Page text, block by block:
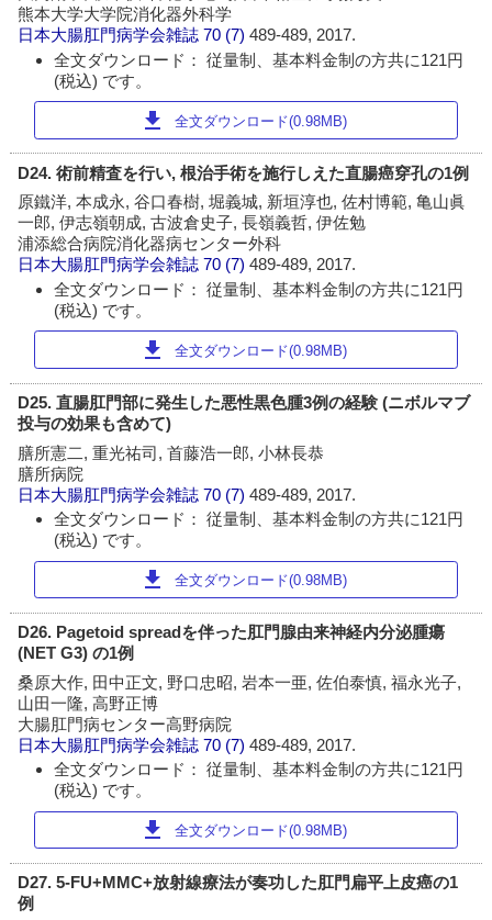
熊本大学大学院消化器外科学
日本大腸肛門病学会雑誌 70 (7)489-489, 2017.
全文ダウンロード： 従量制、基本料金制の方共に121円
(税込) です。
download 全文ダウンロード(0.98MB)
D24. 術前精査を行い, 根治手術を施行しえた直腸癌穿孔の1例
原鐵洋, 本成永, 谷口春樹, 堀義城, 新垣淳也, 佐村博範, 亀山眞
一郎, 伊志嶺朝成, 古波倉史子, 長嶺義哲, 伊佐勉
浦添総合病院消化器病センター外科
日本大腸肛門病学会雑誌 70 (7)489-489, 2017.
全文ダウンロード： 従量制、基本料金制の方共に121円
(税込) です。
download 全文ダウンロード(0.98MB)
D25. 直腸肛門部に発生した悪性黒色腫3例の経験 (ニボルマブ
投与の効果も含めて)
膳所憲二, 重光祐司, 首藤浩一郎, 小林長恭
膳所病院
日本大腸肛門病学会雑誌 70 (7)489-489, 2017.
全文ダウンロード： 従量制、基本料金制の方共に121円
(税込) です。
download 全文ダウンロード(0.98MB)
D26. Pagetoid spreadを伴った肛門腺由来神経内分泌腫瘍
(NET G3) の1例
桑原大作, 田中正文, 野口忠昭, 岩本一亜, 佐伯泰慎, 福永光子,
山田一隆, 高野正博
大腸肛門病センター高野病院
日本大腸肛門病学会雑誌 70 (7)489-489, 2017.
全文ダウンロード： 従量制、基本料金制の方共に121円
(税込) です。
download 全文ダウンロード(0.98MB)
D27. 5-FU+MMC+放射線療法が奏功した肛門扁平上皮癌の1
例